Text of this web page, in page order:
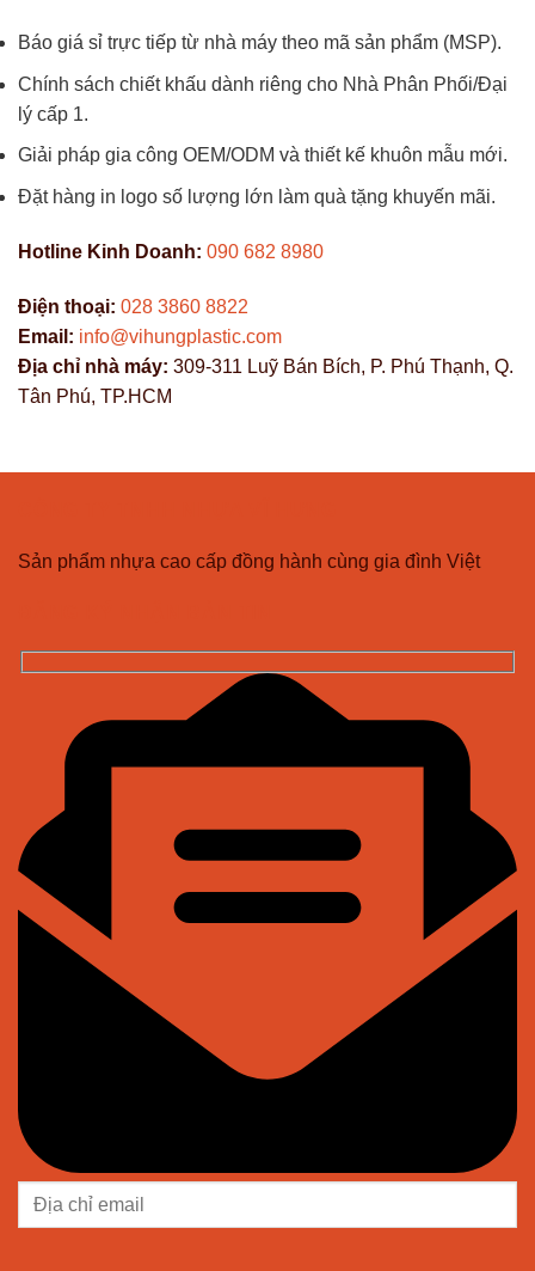
Báo giá sỉ trực tiếp từ nhà máy theo mã sản phẩm (MSP).
Chính sách chiết khấu dành riêng cho Nhà Phân Phối/Đại
lý cấp 1.
Giải pháp gia công OEM/ODM và thiết kế khuôn mẫu mới.
Đặt hàng in logo số lượng lớn làm quà tặng khuyến mãi.
Hotline Kinh Doanh: 090 682 8980
Điện thoại: 028 3860 8822
Email: info@vihungplastic.com
Địa chỉ nhà máy: 309-311 Luỹ Bán Bích, P. Phú Thạnh, Q.
Tân Phú, TP.HCM
Sản phẩm nhựa cao cấp đồng hành cùng gia đình Việt